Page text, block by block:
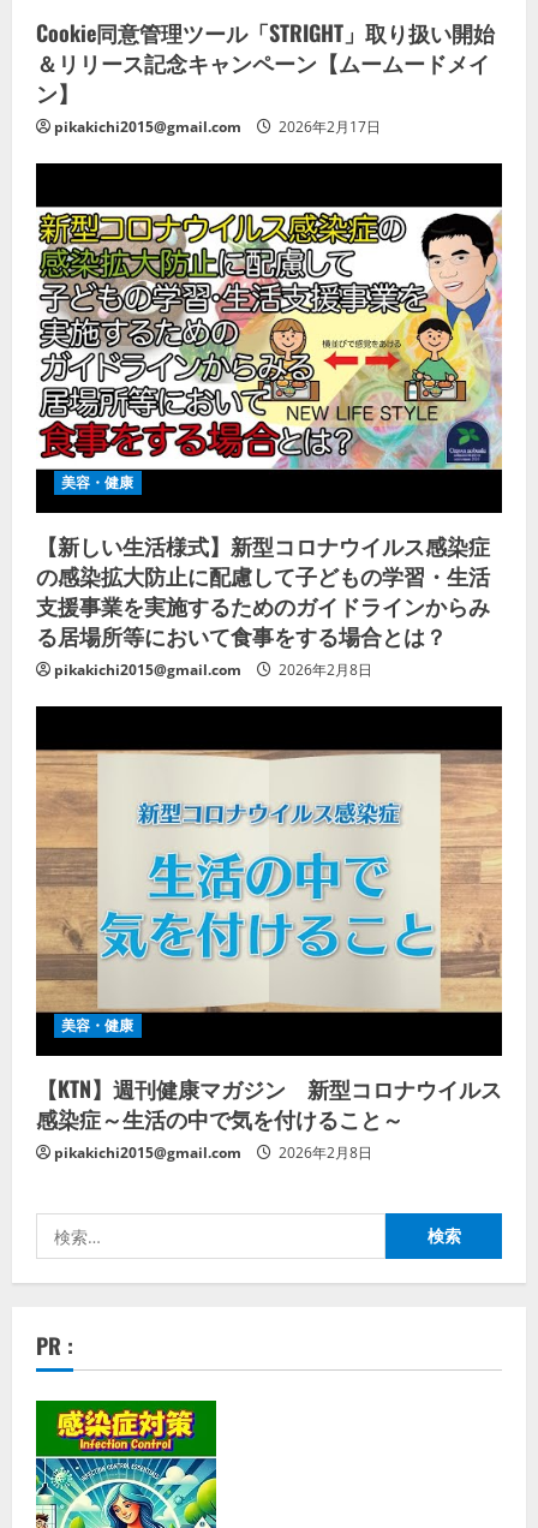
Cookie同意管理ツール「STRIGHT」取り扱い開始
＆リリース記念キャンペーン【ムームードメイ
ン】
pikakichi2015@gmail.com 2026年2月17日
美容・健康
【新しい生活様式】新型コロナウイルス感染症
の感染拡大防止に配慮して子どもの学習・生活
支援事業を実施するためのガイドラインからみ
る居場所等において食事をする場合とは？
pikakichi2015@gmail.com 2026年2月8日
美容・健康
【KTN】週刊健康マガジン 新型コロナウイルス
感染症～生活の中で気を付けること～
pikakichi2015@gmail.com 2026年2月8日
索:
PR :